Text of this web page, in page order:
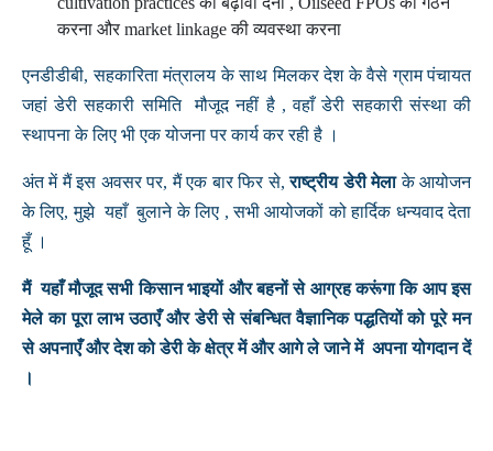
करना और market linkage की व्यवस्था करना
एनडीडीबी, सहकारिता मंत्रालय के साथ मिलकर देश के वैसे ग्राम पंचायत
जहां डेरी सहकारी समिति मौजूद नहीं है , वहाँ डेरी सहकारी संस्था की
स्थापना के लिए भी एक योजना पर कार्य कर रही है ।
अंत में मैं इस अवसर पर, मैं एक बार फिर से,राष्ट्रीय डेरी मेलाके आयोजन
के लिए, मुझे यहाँ बुलाने के लिए , सभी आयोजकों को हार्दिक धन्यवाद देता
हूँ ।
मैं यहाँ मौजूद सभी किसान भाइयों और बहनों से आग्रह करूंगा कि आप इस
मेले का पूरा लाभ उठाएँ और डेरी से संबन्धित वैज्ञानिक पद्धतियों को पूरे मन
से अपनाएँ और देश को डेरी के क्षेत्र में और आगे ले जाने में अपना योगदान दें
।